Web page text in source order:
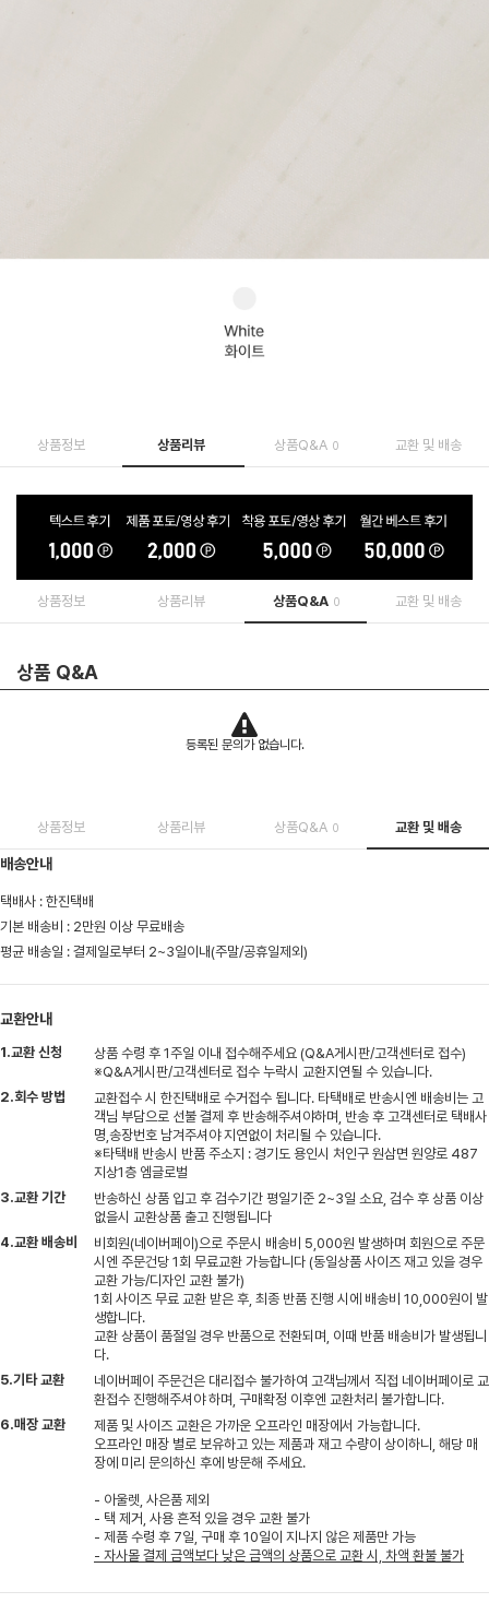
상품정보 상품리뷰 상품Q&A 0 교환 및 배송
상품정보 상품리뷰 상품Q&A 0 교환 및 배송
상품 Q&A
등록된 문의가 없습니다.
상품정보 상품리뷰 상품Q&A 0 교환 및 배송
배송안내
택배사 : 한진택배
기본 배송비 : 2만원 이상 무료배송
평균 배송일 : 결제일로부터 2~3일이내(주말/공휴일제외)
교환안내
1.교환 신청
상품 수령 후 1주일 이내 접수해주세요 (Q&A게시판/고객센터로 접수)
※Q&A게시판/고객센터로 접수 누락시 교환지연될 수 있습니다.
2.회수 방법
교환접수 시 한진택배로 수거접수 됩니다. 타택배로 반송시엔 배송비는 고
객님 부담으로 선불 결제 후 반송해주셔야하며, 반송 후 고객센터로 택배사
명,송장번호 남겨주셔야 지연없이 처리될 수 있습니다.
※타택배 반송시 반품 주소지 : 경기도 용인시 처인구 원삼면 원양로 487
지상1층 엠글로벌
3.교환 기간
반송하신 상품 입고 후 검수기간 평일기준 2~3일 소요, 검수 후 상품 이상
없을시 교환상품 출고 진행됩니다
4.교환 배송비
비회원(네이버페이)으로 주문시 배송비 5,000원 발생하며 회원으로 주문
시엔 주문건당 1회 무료교환 가능합니다 (동일상품 사이즈 재고 있을 경우
교환 가능/디자인 교환 불가)
1회 사이즈 무료 교환 받은 후, 최종 반품 진행 시에 배송비 10,000원이 발
생합니다.
교환 상품이 품절일 경우 반품으로 전환되며, 이때 반품 배송비가 발생됩니
다.
5.기타 교환
네이버페이 주문건은 대리접수 불가하여 고객님께서 직접 네이버페이로 교
환접수 진행해주셔야 하며, 구매확정 이후엔 교환처리 불가합니다.
6.매장 교환
제품 및 사이즈 교환은 가까운 오프라인 매장에서 가능합니다.
오프라인 매장 별로 보유하고 있는 제품과 재고 수량이 상이하니, 해당 매
장에 미리 문의하신 후에 방문해 주세요.
- 아울렛, 사은품 제외
- 택 제거, 사용 흔적 있을 경우 교환 불가
- 제품 수령 후 7일, 구매 후 10일이 지나지 않은 제품만 가능
- 자사몰 결제 금액보다 낮은 금액의 상품으로 교환 시, 차액 환불 불가